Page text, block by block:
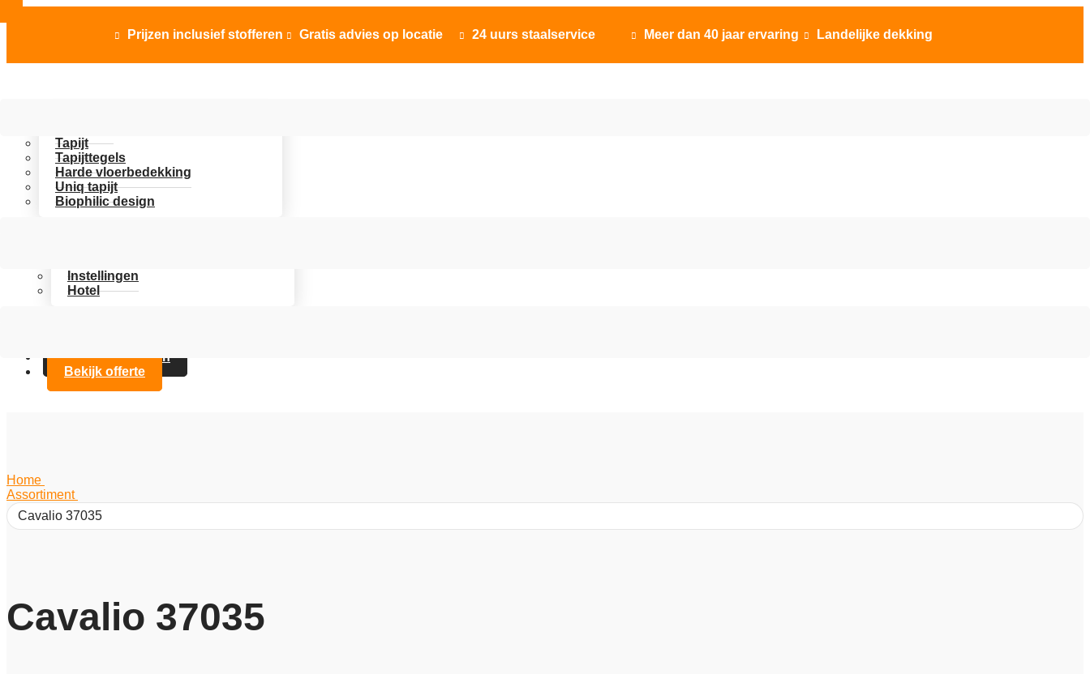
 Prijzen inclusief stofferen  Gratis advies op locatie  24 uurs staalservice  Meer dan 40 jaar ervaring  Landelijke dekking
Tapijt
Tapijttegels
Harde vloerbedekking
Uniq tapijt
Biophilic design
Instellingen
Hotel
Contact opnemen
Bekijk offerte
Home
Assortiment
Cavalio 37035
Cavalio 37035